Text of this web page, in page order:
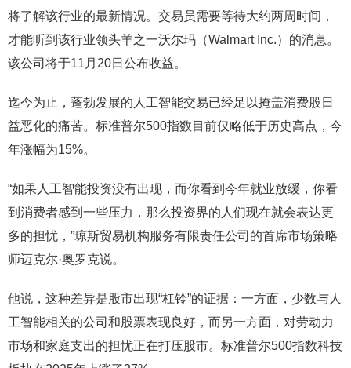
将了解该行业的最新情况。交易员需要等待大约两周时间，
才能听到该行业领头羊之一沃尔玛（Walmart Inc.）的消息。
该公司将于11月20日公布收益。
迄今为止，蓬勃发展的人工智能交易已经足以掩盖消费股日
益恶化的痛苦。标准普尔500指数目前仅略低于历史高点，今
年涨幅为15%。
“如果人工智能投资没有出现，而你看到今年就业放缓，你看
到消费者感到一些压力，那么投资界的人们现在就会表达更
多的担忧，”琼斯贸易机构服务有限责任公司的首席市场策略
师迈克尔·奥罗克说。
他说，这种差异是股市出现“杠铃”的证据：一方面，少数与人
工智能相关的公司和股票表现良好，而另一方面，对劳动力
市场和家庭支出的担忧正在打压股市。标准普尔500指数科技